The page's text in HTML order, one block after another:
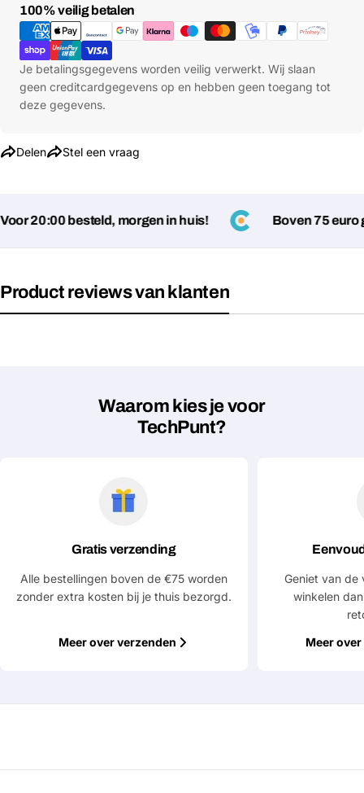
100% veilig betalen
Betaalmethoden
Je betalingsgegevens worden veilig verwerkt. Wij slaan
geen creditcardgegevens op en hebben geen toegang tot
deze gegevens.
Delen Stel een vraag
Stel een vraag
Jouw
Jouw
20:00 besteld, morgen in huis! Boven 75 euro
Product reviews van klanten
Waarom kies je voor
TechPunt?
Gratis verzending
Alle bestellingen boven de €75 worden
zonder extra kosten bij je thuis bezorgd.
Meer over verzenden
Geniet van de
winkelen
Meer